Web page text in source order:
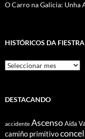
O Carro na Galicia: Unha
HISTÓRICOS DA FIESTRA
Históricos
Da
DESTACANDO
accidente AscensoAída
camiño primitivo